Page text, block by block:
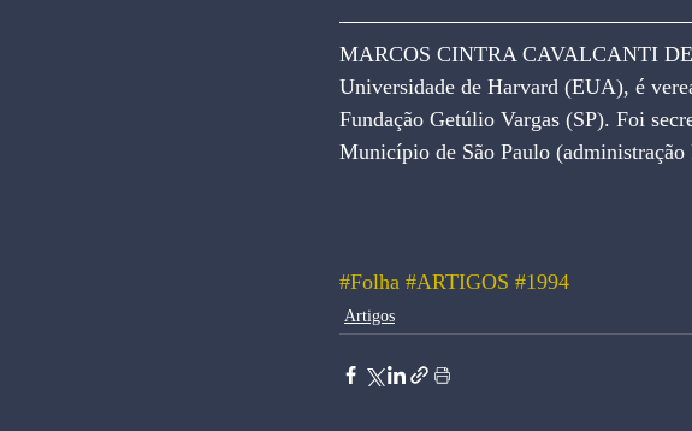
MARCOS CINTRA CAVALCANTI
Universidade de Harvard (EUA), é
Fundação Getúlio Vargas (SP). Foi
Município de São Paulo
#Folha #ARTIGOS #1994
Artigos